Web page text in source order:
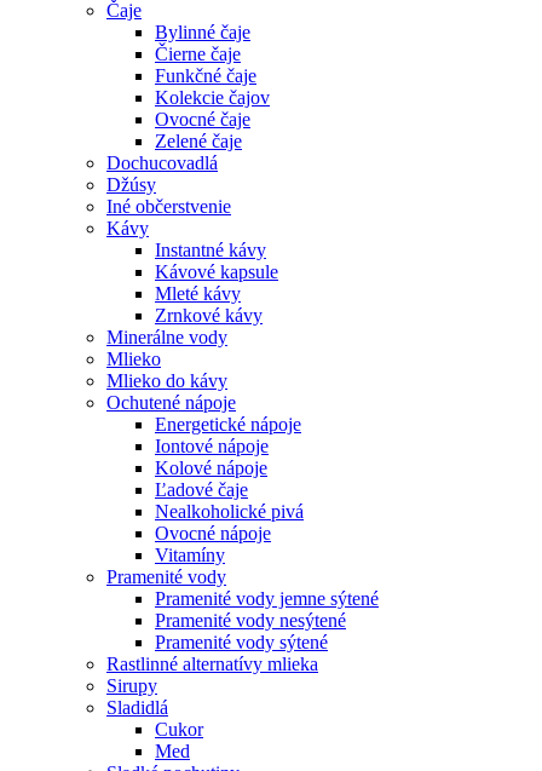
Čaje
Bylinné čaje
Čierne čaje
Funkčné čaje
Kolekcie čajov
Ovocné čaje
Zelené čaje
Dochucovadlá
Džúsy
Iné občerstvenie
Kávy
Instantné kávy
Kávové kapsule
Mleté kávy
Zrnkové kávy
Minerálne vody
Mlieko
Mlieko do kávy
Ochutené nápoje
Energetické nápoje
Iontové nápoje
Kolové nápoje
Ľadové čaje
Nealkoholické pivá
Ovocné nápoje
Vitamíny
Pramenité vody
Pramenité vody jemne sýtené
Pramenité vody nesýtené
Pramenité vody sýtené
Rastlinné alternatívy mlieka
Sirupy
Sladidlá
Cukor
Med